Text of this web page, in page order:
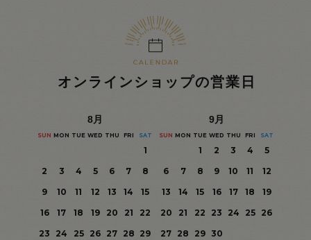
オンラインショップの営業日
8月
SUN MON TUE WED THU FRI SAT
1
2
3 4 5 6 7
8
9
10 11 12 13 14
15
16
17 18 19 20 21
22
23
24 25 26 27 28 29
9月
SUN MON TUE WED THU FRI SAT
1 2 3 4
5
6
7 8 9 10 11
12
13
14 15 16 17 18
19
20
21 22 23 24 25
26
27 28 29 30